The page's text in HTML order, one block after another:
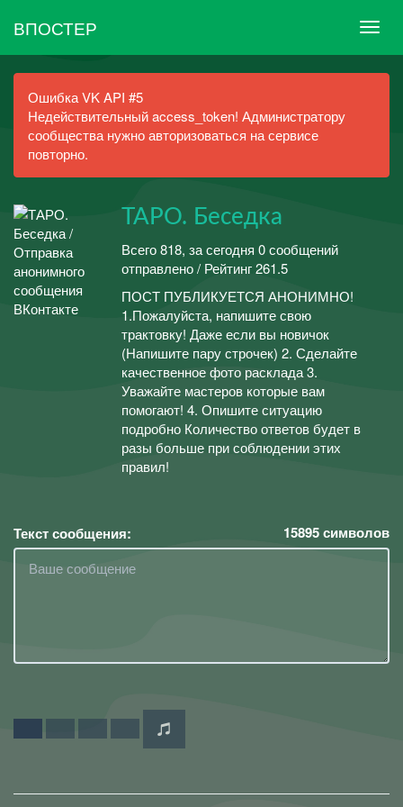
ВПОСТЕР
Ошибка VK API #5
Недействительный access_token! Администратору
сообщества нужно авторизоваться на сервисе
повторно.
ТАРО. Беседка
Всего 818, за сегодня 0 сообщений
отправлено / Рейтинг 261.5
ПОСТ ПУБЛИКУЕТСЯ АНОНИМНО!
1.Пожалуйста, напишите свою
трактовку! Даже если вы новичок
(Напишите пару строчек) 2. Сделайте
качественное фото расклада 3.
Уважайте мастеров которые вам
помогают! 4. Опишите ситуацию
подробно Количество ответов будет в
разы больше при соблюдении этих
правил!
Текст сообщения: 15895символов